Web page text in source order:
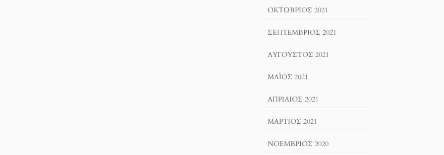
ΟΚΤΏΒΡΙΟΣ 2021
ΣΕΠΤΈΜΒΡΙΟΣ 2021
ΑΎΓΟΥΣΤΟΣ 2021
ΜΆΙΟΣ 2021
ΑΠΡΊΛΙΟΣ 2021
ΜΆΡΤΙΟΣ 2021
ΝΟΈΜΒΡΙΟΣ 2020